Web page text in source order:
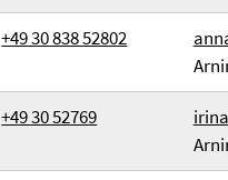
+49 30 838 52802
+49 30 52769